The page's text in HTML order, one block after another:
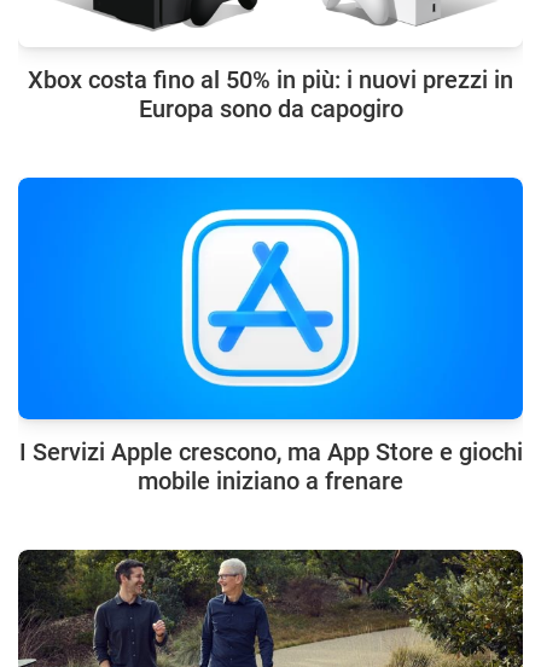
Xbox costa fino al 50% in più: i nuovi prezzi in
Europa sono da capogiro
I Servizi Apple crescono, ma App Store e giochi
mobile iniziano a frenare